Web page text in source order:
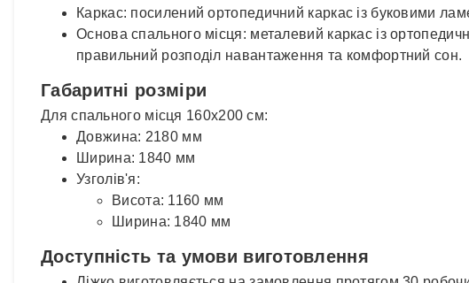
Каркас: посилений ортопедичний каркас із буковими
Основа спального місця: металевий каркас із
правильний розподіл навантаження та комфортний сон.
Габаритні розміри
Для спального місця 160х200 см:
Довжина: 2180 мм
Ширина: 1840 мм
Узголів'я:
Висота: 1160 мм
Ширина: 1840 мм
Доступність та умови виготовлення